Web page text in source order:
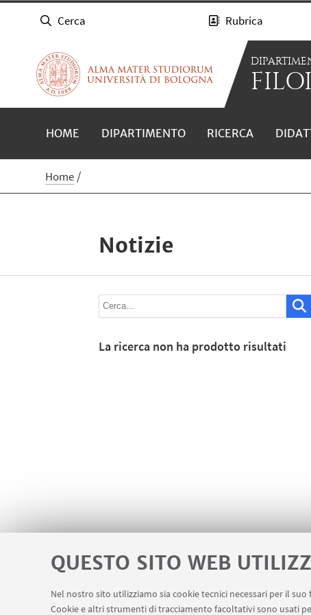
QUESTO SITO WEB
Nel nostro sito utilizziamo sia cookie tecnici necessari per il
Cookie e altri strumenti di tracciamento facoltativi sono usati
Cerca Rubrica
HOME DIPARTIMENTO RICERCA
Home
Notizie
La ricerca non ha prodotto risultati
LINK UTILI Contatti Area riservata